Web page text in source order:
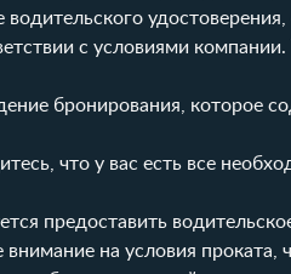
удостоверения,
с условиями
бронирования, которое
что у вас есть все
предоставить
внимание на условия проката ,